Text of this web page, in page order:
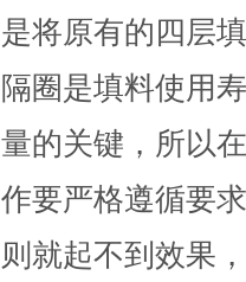
是将原有的四层
隔圈是填料使用
量的关键，所以
作要严格遵循要
则就起不到效果